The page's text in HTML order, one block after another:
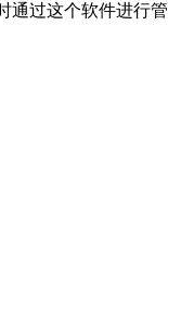
通过这个软件进行管